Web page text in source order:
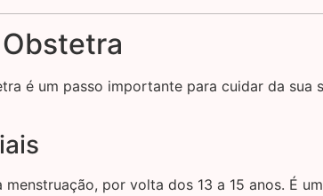
é um passo importante para cuidar da sua
por volta dos 13 a 15 anos. É